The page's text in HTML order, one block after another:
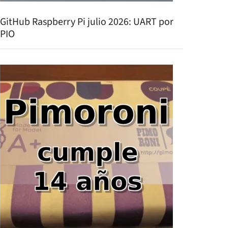
GitHub Raspberry Pi julio 2026: UART por
PIO